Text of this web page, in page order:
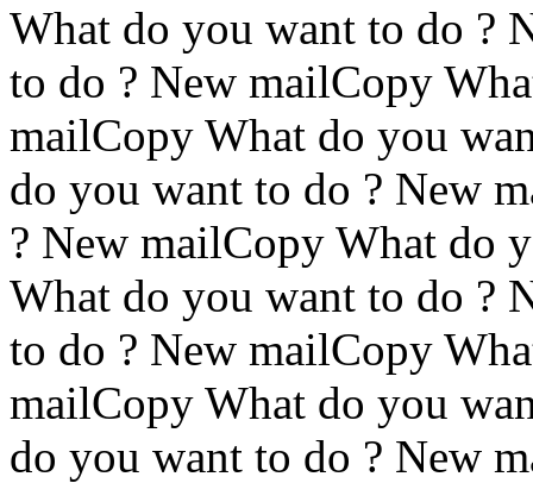
What do you want to do ?
to do ? New mailCopy
mailCopy What do you
do you want to do ? New
? New mailCopy What do
What do you want to do ?
to do ? New mailCopy
mailCopy What do you
do you want to do ? New